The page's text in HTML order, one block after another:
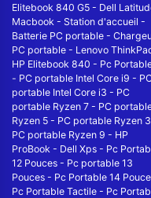
Elitebook 840 G5 - Dell
Macbook - Station d'accueil -
Batterie PC portable -
PC portable - Lenovo
HP Elitebook 840 - Pc
- PC portable Intel Core i9 -
portable Intel Core i3 - PC
portable Ryzen 7 - PC
Ryzen 5 - PC portable Ryzen 3
PC portable Ryzen 9 - HP
ProBook - Dell Xps - Pc
12 Pouces - Pc portable 13
Pouces - Pc Portable 14
Pc Portable Tactile - Pc